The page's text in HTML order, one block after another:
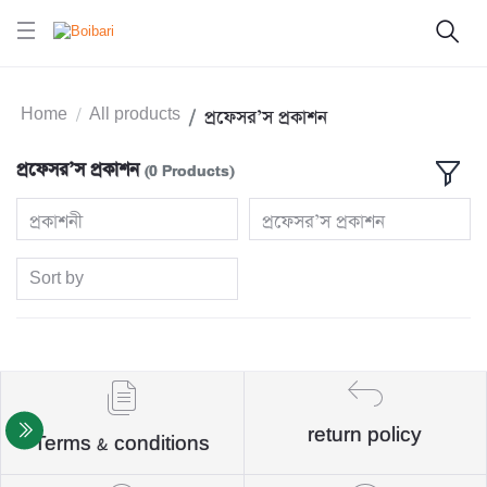
Home All products প্রফেসর’স প্রকাশন
প্রফেসর’স প্রকাশন(0 Products)
প্রকাশনী প্রফেসর’স প্রকাশন
Sort by
Terms & conditions return policy